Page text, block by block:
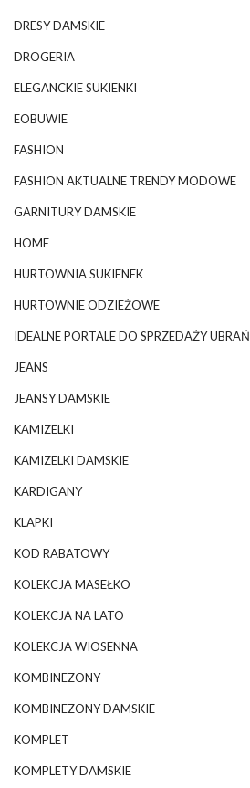
DRESY DAMSKIE
DROGERIA
ELEGANCKIE SUKIENKI
EOBUWIE
FASHION
FASHION AKTUALNE TRENDY MODOWE
GARNITURY DAMSKIE
HOME
HURTOWNIA SUKIENEK
HURTOWNIE ODZIEŻOWE
IDEALNE PORTALE DO SPRZEDAŻY UBRAŃ
JEANS
JEANSY DAMSKIE
KAMIZELKI
KAMIZELKI DAMSKIE
KARDIGANY
KLAPKI
KOD RABATOWY
KOLEKCJA MASEŁKO
KOLEKCJA NA LATO
KOLEKCJA WIOSENNA
KOMBINEZONY
KOMBINEZONY DAMSKIE
KOMPLET
KOMPLETY DAMSKIE